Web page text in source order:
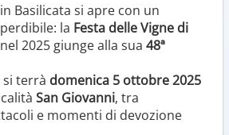
Basilicata si apre con un
la Festa delle Vigne di
2025 giunge alla sua 48ª
si terrà domenica 5 ottobre 2025
San Giovanni, tra
e momenti di devozione